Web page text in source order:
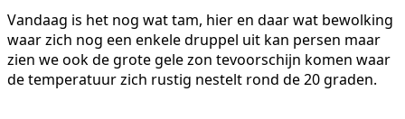
Vandaag is het nog wat tam, hier en daar wat bewolking
waar zich nog een enkele druppel uit kan persen maar
zien we ook de grote gele zon tevoorschijn komen waar
de temperatuur zich rustig nestelt rond de 20 graden.